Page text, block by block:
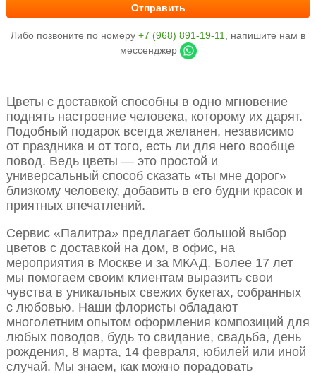
Либо позвоните по номеру +7 (968) 891-19-11
, напишите нам в
мессенджер
Цветы с доставкой способны в одно мгновение
поднять настроение человека, которому их дарят.
Подобный подарок всегда желанен, независимо
от праздника и от того, есть ли для него вообще
повод. Ведь цветы — это простой и
универсальный способ сказать «ты мне дорог»
близкому человеку, добавить в его будни красок и
приятных впечатлений.
Сервис «Палитра» предлагает большой выбор
цветов с доставкой на дом, в офис, на
мероприятия в Москве и за МКАД. Более 17 лет
мы помогаем своим клиентам выразить свои
чувства в уникальных свежих букетах, собранных
с любовью. Наши флористы обладают
многолетним опытом оформления композиций для
любых поводов, будь то свидание, свадьба, день
рождения, 8 марта, 14 февраля, юбилей или иной
случай. Мы знаем, как можно порадовать